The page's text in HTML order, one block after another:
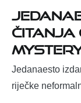
čitanja
Jedanaesto
riječke